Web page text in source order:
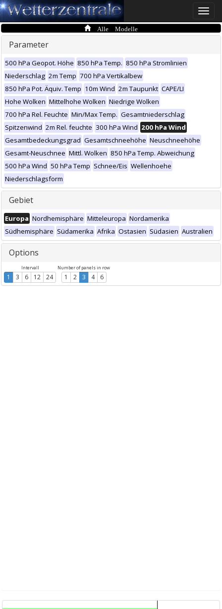
Toggle
Alle Modelle
Parameter
500 hPa Geopot. Höhe 850 hPa Temp. 850 hPa Stromlinien
Niederschlag 2m Temp 700 hPa Vertikalbew
850 hPa Pot. Äquiv. Temp 10m Wind 2m Taupunkt CAPE/LI
Hohe Wolken Mittelhohe Wolken Niedrige Wolken
700 hPa Rel. Feuchte Min/Max Temp. Gesamtniederschlag
Spitzenwind 2m Rel. feuchte 300 hPa Wind 200 hPa Wind
Gesamtbedeckungsgrad Gesamtschneehöhe Neuschneehöhe
Gesamt-Neuschnee Mittl. Wolken 850 hPa Temp. Abweichung
500 hPa Wind 50 hPa Temp Schnee/Eis Wellenhoehe
Niederschlagsform
Gebiet
Europa Nordhemisphäre Mitteleuropa Nordamerika
Südhemisphäre Südamerika Afrika Ostasien Südasien Australien
Options
Intervall
1 3 6 12 24
Number of panels in row
1 2 3 4 6